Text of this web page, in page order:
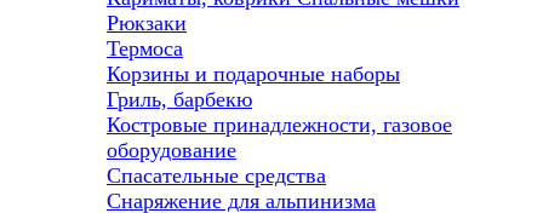
Рюкзаки
Термоса
Корзины и подарочные наборы
Гриль, барбекю
Костровые принадлежности, газовое
оборудование
Спасательные средства
Снаряжение для альпинизма